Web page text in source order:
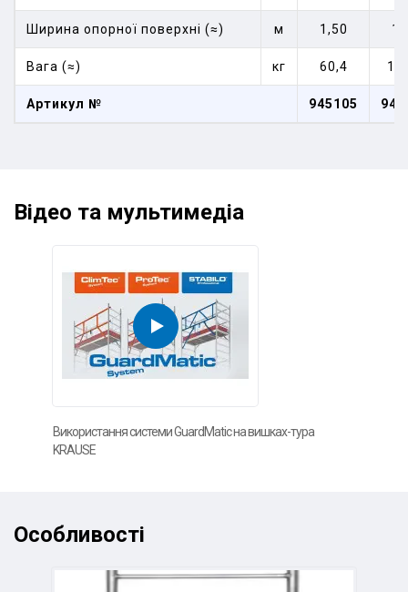
Артикул № 945105
Ширина опорної поверхні (≈) м 1,50
Вага (≈) кг 60,4
Відео та мультимедіа
Використання системи GuardMatic на вишках-тура
KRAUSE
Особливості